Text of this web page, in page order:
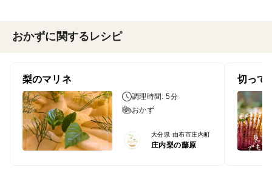
おかずに関するレシピ
梨のマリネ
調理時間: 5分
おかず
大分県 由布市庄内町
庄内梨の藤原
切って